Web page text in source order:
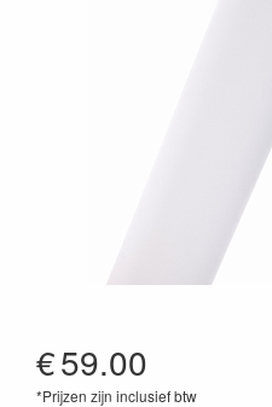
€59.00
*Prijzen zijn inclusief btw